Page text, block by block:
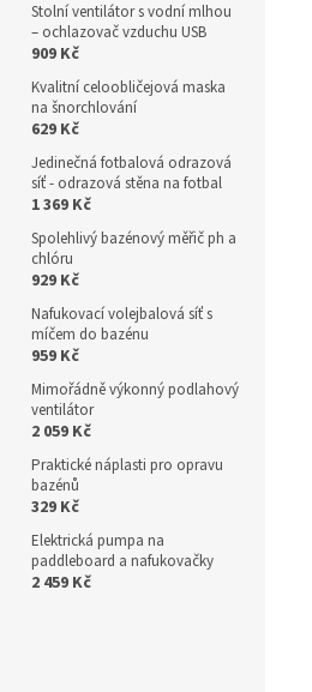
Stolní ventilátor s vodní mlhou
– ochlazovač vzduchu USB
909 Kč
Kvalitní celoobličejová maska
na šnorchlování
629 Kč
Jedinečná fotbalová odrazová
síť - odrazová stěna na fotbal
1 369 Kč
Spolehlivý bazénový měřič ph a
chlóru
929 Kč
Nafukovací volejbalová síť s
míčem do bazénu
959 Kč
Mimořádně výkonný podlahový
ventilátor
2 059 Kč
Praktické náplasti pro opravu
bazénů
329 Kč
Elektrická pumpa na
paddleboard a nafukovačky
2 459 Kč